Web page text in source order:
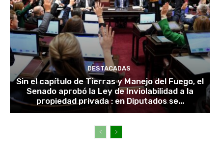
DESTACADAS
Sin el capítulo de Tierras y Manejo del Fuego, el
Senado aprobó la Ley de Inviolabilidad a la
propiedad privada : en Diputados se...